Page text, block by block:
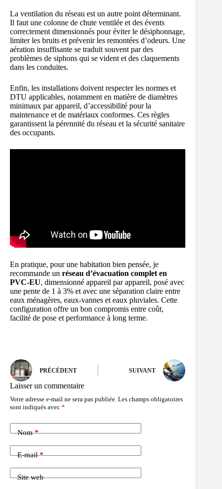
La ventilation du réseau est un autre point déterminant.
Il faut une colonne de chute ventilée et des évents
correctement dimensionnés pour éviter le désiphonnage,
limiter les bruits et prévenir les remontées d’odeurs. Une
aération insuffisante se traduit souvent par des
problèmes de siphons qui se vident et des claquements
dans les conduites.
Enfin, les installations doivent respecter les normes et
DTU applicables, notamment en matière de diamètres
minimaux par appareil, d’accessibilité pour la
maintenance et de matériaux conformes. Ces règles
garantissent la pérennité du réseau et la sécurité sanitaire
des occupants.
En pratique, pour une habitation bien pensée, je
recommande un réseau d’évacuation complet en
PVC-EU, dimensionné appareil par appareil, posé avec
une pente de 1 à 3% et avec une séparation claire entre
eaux ménagères, eaux-vannes et eaux pluviales. Cette
configuration offre un bon compromis entre coût,
facilité de pose et performance à long terme.
PRÉCÉDENT SUIVANT
Laisser un commentaire
Votre adresse e-mail ne sera pas publiée. Les champs obligatoires
sont indiqués avec *
Nom*
E-mail*
Site web